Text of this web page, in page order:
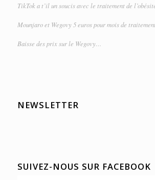
TikTok a t’il un soucis avec le traitement de
Mounjaro et Wegovy 5 euros pour mois de
Baisse des prix sur le Wegovy…
NEWSLETTER
SUIVEZ-NOUS SUR FACEBOOK